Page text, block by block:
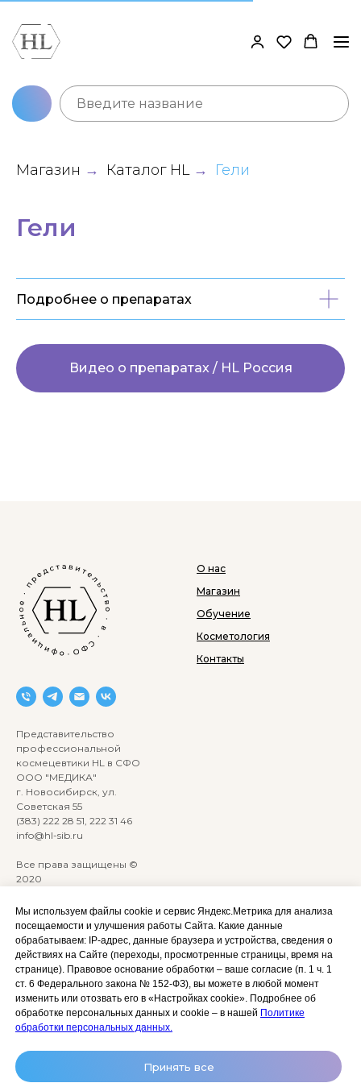
Мы используем файлы cookie и сервис Яндекс.Метрика для анализа
посещаемости и улучшения работы Сайта. Какие данные
обрабатываем: IP‑адрес, данные браузера и устройства, сведения о
действиях на Сайте (переходы, просмотренные страницы, время на
странице). Правовое основание обработки – ваше согласие (п. 1 ч. 1
ст. 6 Федерального закона № 152‑ФЗ), вы можете в любой момент
изменить или отозвать его в «Настройках cookie». Подробнее об
обработке персональных данных и cookie – в нашей Политике
обработки персональных данных.
Принять все
Магазин → Каталог HL → Гели
Гели
Подробнее о препаратах
Видео о препаратах / HL Россия
Представительство
профессиональной
космецевтики HL в СФО
ООО "МЕДИКА"
г. Новосибирск, ул.
Советская 55
(383) 222 28 51, 222 31 46
info@hl-sib.ru
Все права защищены ©
2020
ANKRYONK
О нас
Магазин
Обучение
Косметология
Контакты
Акции и скидки
Оплата, доставка и возврат
Сотрудничество
Личный кабинет (Обучение)
Политика
конфиденциальности
Согласие на обработку
персональных данных
космецевтики